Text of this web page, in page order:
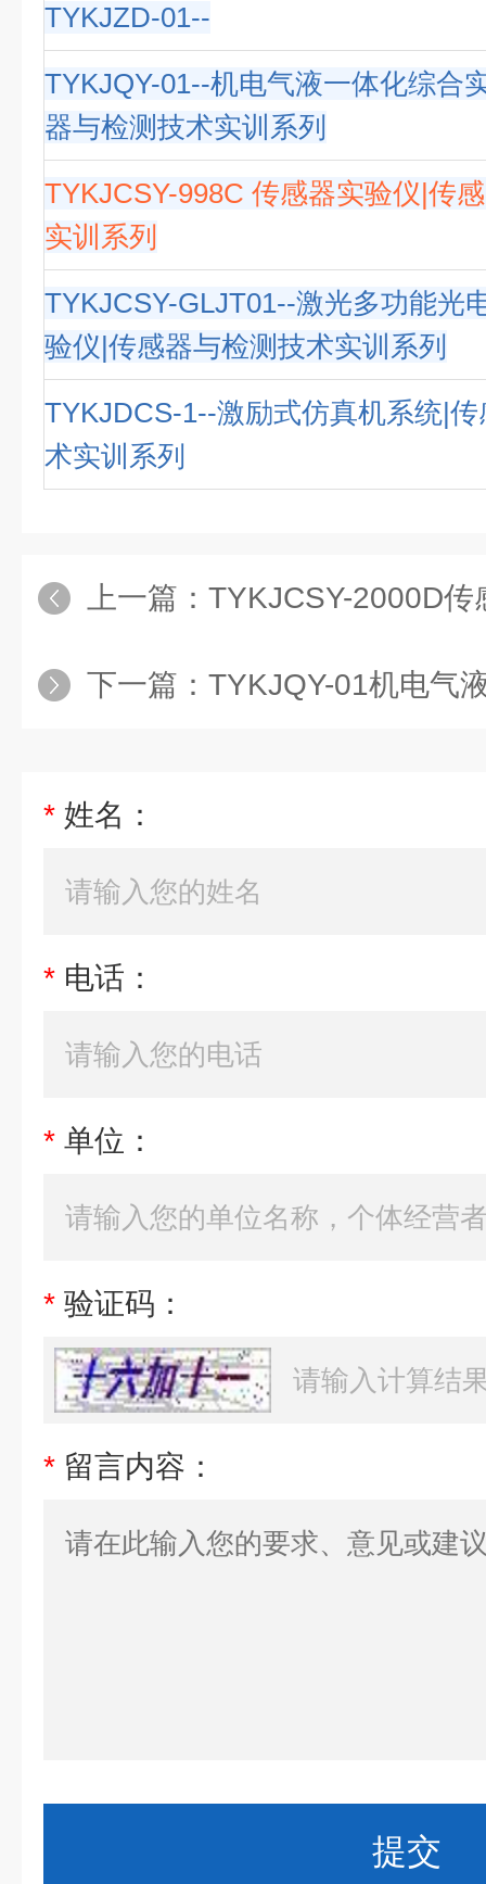
TYKJZD-01--
TYKJQY-01--机电气液一体化综合
器与检测技术实训系列
TYKJCSY-998C 传感器实验仪|传
实训系列
TYKJCSY-GLJT01--激光多功能光
验仪|传感器与检测技术实训系列
TYKJDCS-1--激励式仿真机系统|
术实训系列
上一篇： TYKJCSY-2000D传感器检测技术
下一篇： TYKJQY-01机电气液一体化综合实
* 姓名：
* 电话：
* 单位：
* 验证码：
* 留言内容：